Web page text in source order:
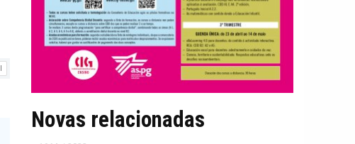
Novas relacionadas